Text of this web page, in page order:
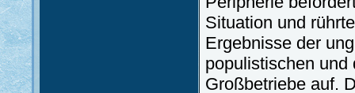
Situation und
Ergebnisse der
populistischen und
Großbetriebe auf.